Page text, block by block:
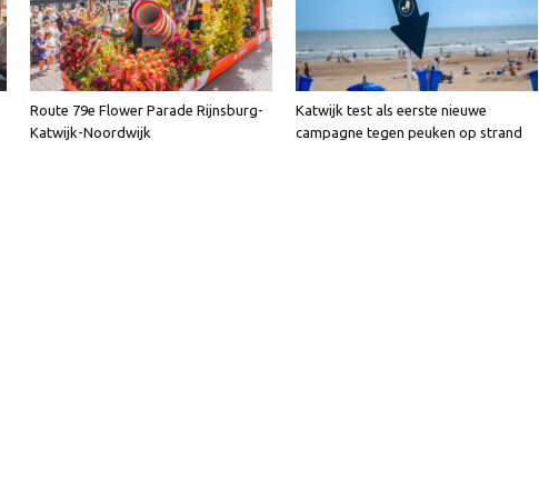
Route 79e Flower Parade Rijnsburg-
Katwijk-Noordwijk
Katwijk test als eerste nieuwe
campagne tegen peuken op strand